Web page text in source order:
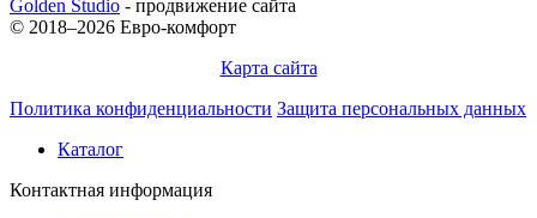
Golden Studio - продвижение сайта
© 2018–2026 Евро-комфорт
Карта сайта
Политика конфиденциальности Защита персональных данных
Каталог
Контактная информация